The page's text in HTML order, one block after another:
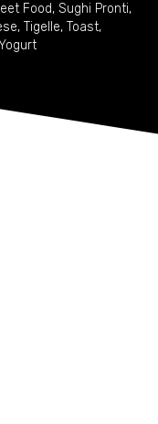
Food, Sughi Pronti,
, Tigelle, Toast,